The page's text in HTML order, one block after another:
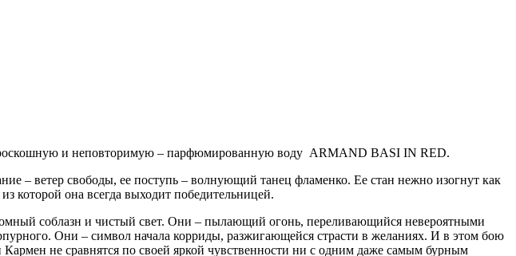
и неповторимую – парфюмированную воду ARMAND BASI IN RED.
– ветер свободы, ее поступь – волнующий танец фламенко. Ее стан нежно изогнут как
которой она всегда выходит победительницей.
соблазн и чистый свет. Они – пылающий огонь, переливающийся невероятными
Они – символ начала корриды, разжигающейся страсти в желаниях. И в этом бою
не сравнятся по своей яркой чувственности ни с одним даже самым бурным